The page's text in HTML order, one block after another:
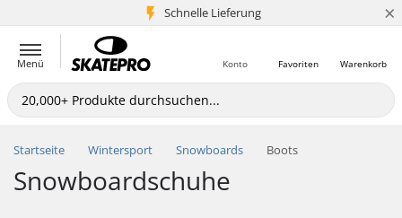
Schnelle Lieferung
5+ Mio. Kunden ×
Menü Warenkorb
Favoriten
Konto
Startseite Wintersport Snowboards Boots
Snowboardschuhe